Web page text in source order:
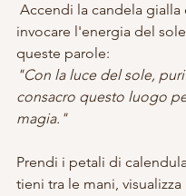
Accendi la candela gialla
invocare l'energia del
queste parole:
"Con la luce del sole,
consacro questo luogo
magia."
Prendi i petali di
tieni tra le mani, visualizza